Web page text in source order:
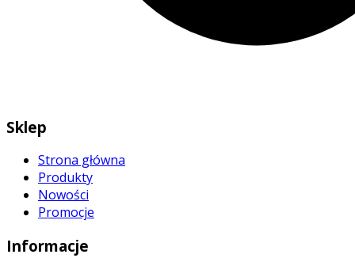
Sklep
Strona główna
Produkty
Nowości
Promocje
Informacje